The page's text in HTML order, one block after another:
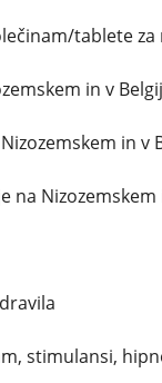
tablete
in v
in v
na Nizozemskem
stimulansi,